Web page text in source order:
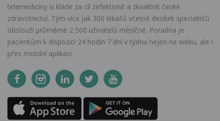
telemedicíny si klade za cíl zefektivnit a zkvalitnit české
zdravotnictví. Tým více jak 300 lékařů včetně desítek specialistů
obslouží průměrně 2 500 uživatelů měsíčně. Poradna je
pacientům k dispozici 24 hodin 7 dní v týdnu nejen na webu, ale i
přes mobilní aplikaci.